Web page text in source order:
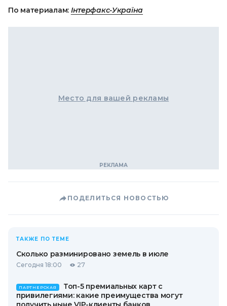
По материалам: Інтерфакс-Україна
Место для вашей рекламы
ПОДЕЛИТЬСЯ НОВОСТЬЮ
ТАКЖЕ ПО ТЕМЕ
Сколько разминировано земель в июле
Сегодня 18:00 27
ПАРТНЕРСКАЯ
Топ-5 премиальных карт с
привилегиями: какие преимущества могут